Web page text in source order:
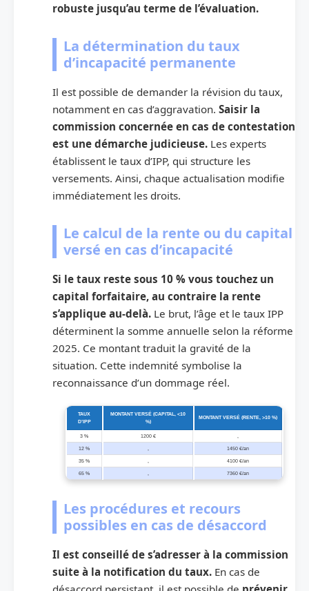
robuste jusqu’au terme de l’évaluation.
La détermination du taux
d’incapacité permanente
Il est possible de demander la révision du taux,
notamment en cas d’aggravation. Saisir la
commission concernée en cas de contestation
est une démarche judicieuse. Les experts
établissent le taux d’IPP, qui structure les
versements. Ainsi, chaque actualisation modifie
immédiatement les droits.
Le calcul de la rente ou du capital
versé en cas d’incapacité
Si le taux reste sous 10 % vous touchez un
capital forfaitaire, au contraire la rente
s’applique au-delà. Le brut, l’âge et le taux IPP
déterminent la somme annuelle selon la réforme
2025. Ce montant traduit la gravité de la
situation. Cette indemnité symbolise la
reconnaissance d’un dommage réel.
TAUX
D’IPP
MONTANT VERSÉ (CAPITAL, <10
%)
MONTANT VERSÉ (RENTE, >10 %)
3 % 1200 € ,
12 % , 1450 €/an
35 % , 4100 €/an
65 % , 7360 €/an
Les procédures et recours
possibles en cas de désaccord
Il est conseillé de s’adresser à la commission
suite à la notification du taux. En cas de